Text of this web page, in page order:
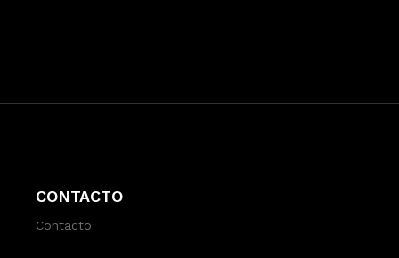
CONTACTO
Contacto